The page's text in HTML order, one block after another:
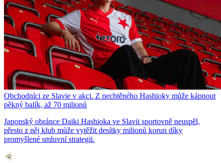
Obchodníci ze Slavie v akci. Z nechtěného Hashioky může kápnout
pěkný balík, až 70 milionů
Japonský obránce Daiki Hashioka ve Slavii sportovně neuspěl,
přesto z něj klub může vytěžit desítky milionů korun díky
promyšlené smluvní strategii.